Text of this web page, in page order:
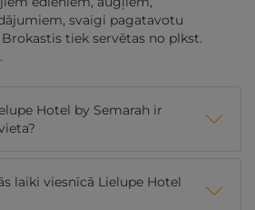
svaigi pagatavotu
tiek servētas no plkst.
Hotel by Semarah ir
laiki viesnīcā Lielupe Hotel